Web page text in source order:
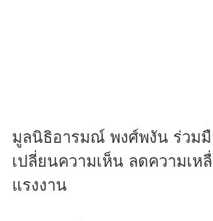
มูลนิธิอารมณ์ พงศ์พงัน ร่วม
เปลี่ยนความเห็น ลดความเ
แรงงาน